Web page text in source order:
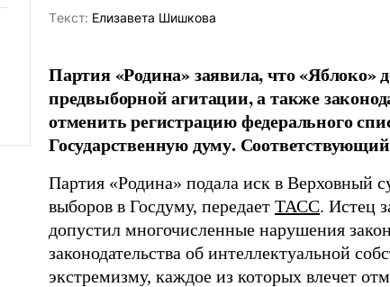
Tекст: Елизавета Шишкова
Партия «Родина» заявила, что «Яблоко»
предвыборной агитации, а также
отменить регистрацию федерального
Государственную думу.
Партия «Родина» подала иск в Верховный
выборов в Госдуму, передает ТАСС. Истец
допустил многочисленные нарушения
законодательства об интеллектуальной
экстремизму, каждое из которых влечет